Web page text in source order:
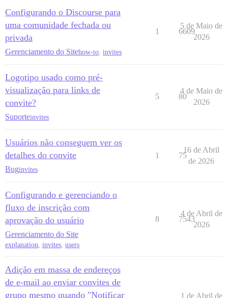
Configurando o Discourse para
uma comunidade fechada ou
privada
Gerenciamento do Sitehow-to invites
1 6609
5 de Maio de
2026
Logotipo usado como pré-
visualização para links de
convite?
Suporteinvites
5 80
4 de Maio de
2026
Usuários não conseguem ver os
detalhes do convite
Buginvites
1 75
16 de Abril
de 2026
Configurando e gerenciando o
fluxo de inscrição com
aprovação do usuário
Gerenciamento do Site
explanation, invites, users
8 7543
4 de Abril de
2026
Adição em massa de endereços
de e-mail ao enviar convites de
grupo mesmo quando "Notificar
1 de Abril de